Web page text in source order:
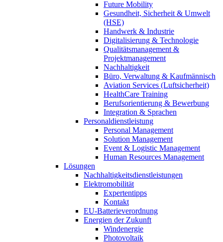
Future Mobility
Gesundheit, Sicherheit & Umwelt
(HSE)
Handwerk & Industrie
Digitalisierung & Technologie
Qualitätsmanagement &
Projektmanagement
Nachhaltigkeit
Büro, Verwaltung & Kaufmännisch
Aviation Services (Luftsicherheit)
HealthCare Training
Berufsorientierung & Bewerbung
Integration & Sprachen
Personaldienstleistung
Personal Management
Solution Management
Event & Logistic Management
Human Resources Management
Lösungen
Nachhaltigkeitsdienstleistungen
Elektromobilität
Expertentipps
Kontakt
EU-Batterieverordnung
Energien der Zukunft
Windenergie
Photovoltaik